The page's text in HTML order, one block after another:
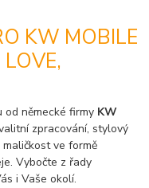
KW MOBILE
od německé firmy KW
zpracování, stylový
ve formě
Vybočte z řady
i Vaše okolí.